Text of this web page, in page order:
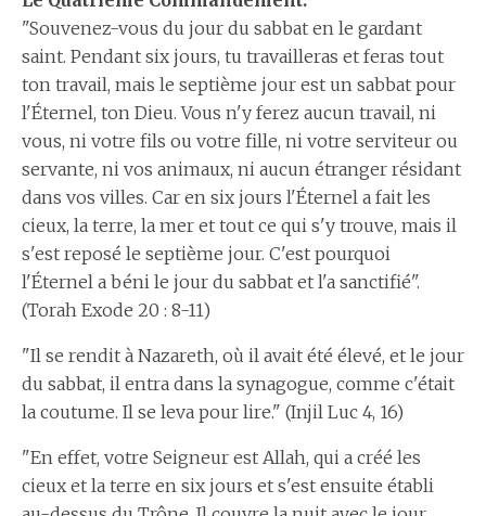
"Souvenez-vous du jour du sabbat en le gardant
saint. Pendant six jours, tu travailleras et feras tout
ton travail, mais le septième jour est un sabbat pour
l'Éternel, ton Dieu. Vous n'y ferez aucun travail, ni
vous, ni votre fils ou votre fille, ni votre serviteur ou
servante, ni vos animaux, ni aucun étranger résidant
dans vos villes. Car en six jours l'Éternel a fait les
cieux, la terre, la mer et tout ce qui s'y trouve, mais il
s'est reposé le septième jour. C'est pourquoi
l'Éternel a béni le jour du sabbat et l'a sanctifié".
(Torah Exode 20 : 8-11)
"Il se rendit à Nazareth, où il avait été élevé, et le jour
du sabbat, il entra dans la synagogue, comme c'était
la coutume. Il se leva pour lire." (Injil Luc 4, 16)
"En effet, votre Seigneur est Allah, qui a créé les
cieux et la terre en six jours et s'est ensuite établi